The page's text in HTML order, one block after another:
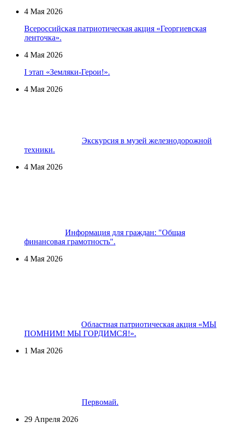
4 Мая 2026
Всероссийская патриотическая акция «Георгиевская
ленточка».
4 Мая 2026
I этап «Земляки-Герои!».
4 Мая 2026
Экскурсия в музей железнодорожной
техники.
4 Мая 2026
Информация для граждан: "Общая
финансовая грамотность".
4 Мая 2026
Областная патриотическая акция «МЫ
ПОМНИМ! МЫ ГОРДИМСЯ!».
1 Мая 2026
Первомай.
29 Апреля 2026